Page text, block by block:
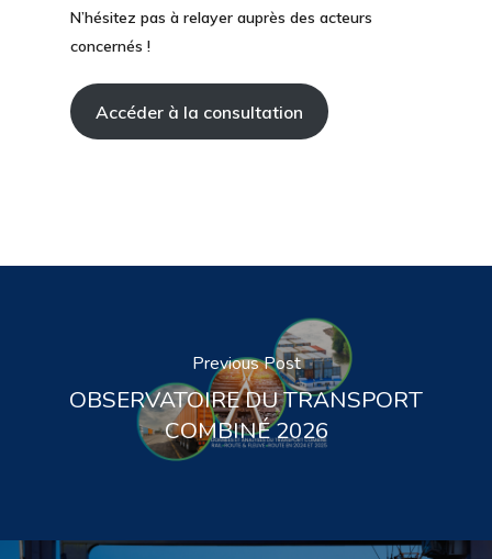
N’hésitez pas à relayer auprès des acteurs
concernés !
Accéder à la consultation
Previous Post
OBSERVATOIRE DU TRANSPORT
COMBINÉ 2026